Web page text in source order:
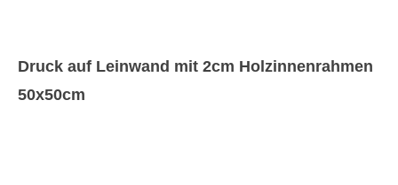
Druck auf Leinwand mit 2cm Holzinnenrahmen
50x50cm